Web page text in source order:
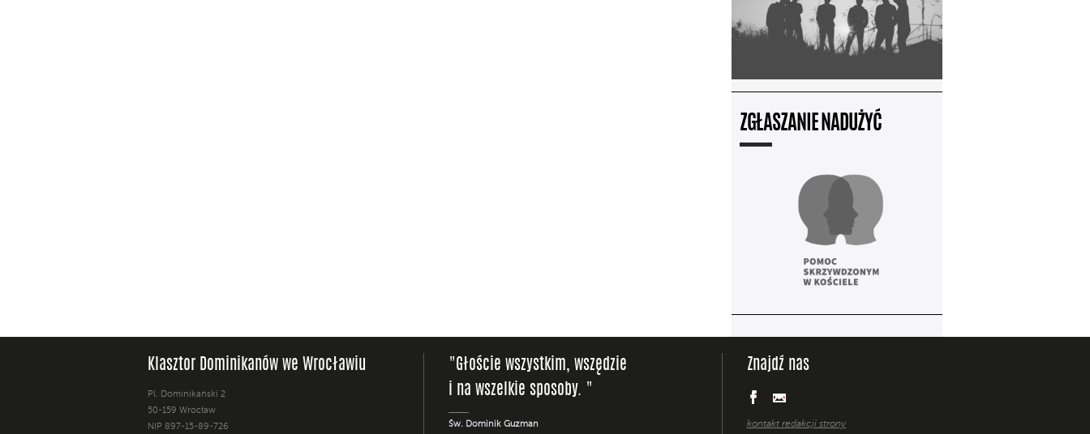
ZGŁASZANIE NADUŻYĆ
Klasztor Dominikanów we Wrocławiu
Pl. Dominikański 2
50-159 Wrocław
NIP 897-15-89-726
"Głoście wszystkim, wszędzie
i na wszelkie sposoby. "
Św. Dominik Guzman
Znajdź nas
kontakt redakcji strony